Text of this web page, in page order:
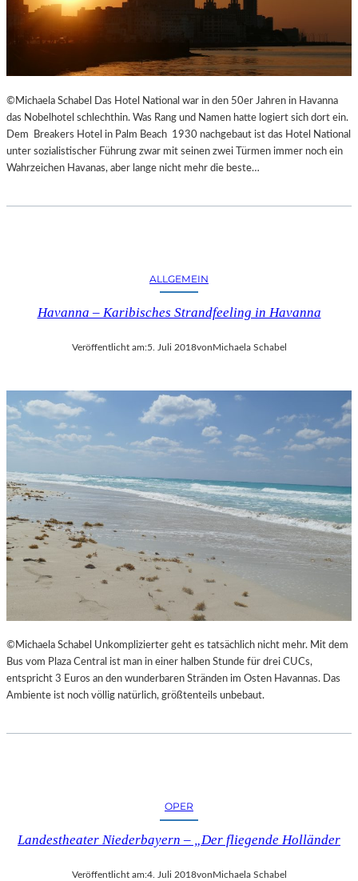
©Michaela Schabel Das Hotel National war in den 50er Jahren in Havanna
das Nobelhotel schlechthin. Was Rang und Namen hatte logiert sich dort ein.
Dem Breakers Hotel in Palm Beach 1930 nachgebaut ist das Hotel National
unter sozialistischer Führung zwar mit seinen zwei Türmen immer noch ein
Wahrzeichen Havanas, aber lange nicht mehr die beste…
ALLGEMEIN
Havanna – Karibisches Strandfeeling in Havanna
Veröffentlicht am:5. Juli 2018vonMichaela Schabel
©Michaela Schabel Unkomplizierter geht es tatsächlich nicht mehr. Mit dem
Bus vom Plaza Central ist man in einer halben Stunde für drei CUCs,
entspricht 3 Euros an den wunderbaren Stränden im Osten Havannas. Das
Ambiente ist noch völlig natürlich, größtenteils unbebaut.
OPER
Landestheater Niederbayern – „Der fliegende Holländer
Veröffentlicht am:4. Juli 2018vonMichaela Schabel